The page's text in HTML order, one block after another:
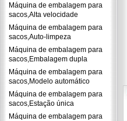
Máquina de embalagem para
sacos,Alta velocidade
Máquina de embalagem para
sacos,Auto-limpeza
Máquina de embalagem para
sacos,Embalagem dupla
Máquina de embalagem para
sacos,Modelo automático
Máquina de embalagem para
sacos,Estação única
Máquina de embalagem para